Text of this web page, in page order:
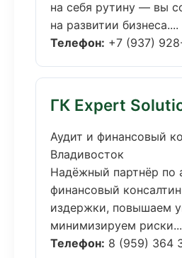
на себя рутину — вы
на развитии бизнеса....
Телефон: +7 (937)
ГК Expert
Аудит и финансовый
Владивосток
Надёжный партнёр по
финансовый
издержки, повышаем
минимизируем
Телефон: 8 (959) 364